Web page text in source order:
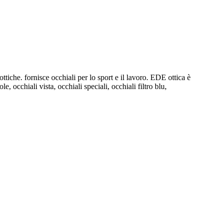
fornisce occhiali per lo sport e il lavoro. EDE ottica è
occhiali vista, occhiali speciali, occhiali filtro blu,